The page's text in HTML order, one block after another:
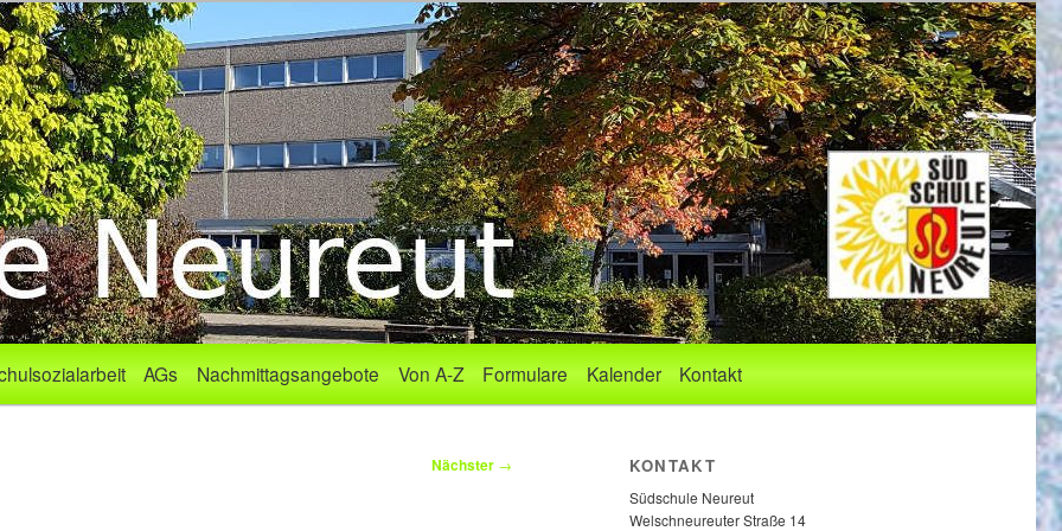
AGs Nachmittagsangebote Von A-Z Formulare Kalender Kontakt
Nächster → KONTAKT
Südschule Neureut
Welschneureuter Straße 14